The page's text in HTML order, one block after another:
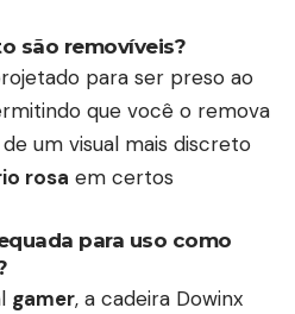
são removíveis?
para ser preso ao
que você o remova
um visual mais discreto
rosa em certos
para uso como
gamer, a cadeira Dowinx